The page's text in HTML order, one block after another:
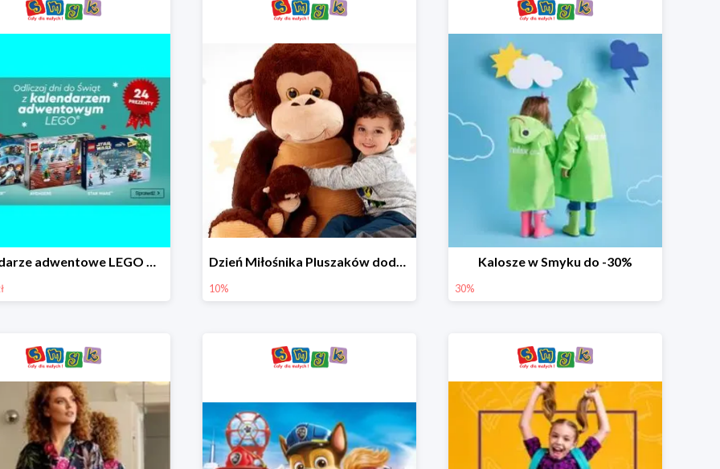
Kalendarze adwentowe LEGO w Smyku w super cenie Dzień Miłośnika Pluszaków dodatkowy rabat -10%
10%
Kalosze w Smyku do -30%
30%